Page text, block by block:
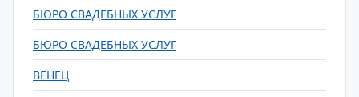
БЮРО СВАДЕБНЫХ УСЛУГ
БЮРО СВАДЕБНЫХ УСЛУГ
ВЕНЕЦ